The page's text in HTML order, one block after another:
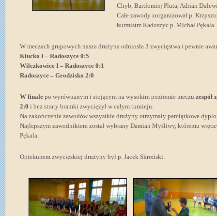
Chyb, Bartłomiej Pluta, Adrian
Całe zawody zorganizował p.
burmistrz Radoszyc p. Michał Pękala.
W meczach grupowych nasza drużyna odniosła 3 zwycięstwa i pewnie
Kłucko I – Radoszyce 0:5
Wilczkowice I – Radoszyce 0:1
Radoszyce – Grodzisko 2:0
W finale po wyrównanym i stojącym na wysokim poziomie meczu zespół
2:0 i bez straty bramki zwyciężył w całym turnieju.
Na zakończenie zawodów wszystkie drużyny otrzymały pamiątkowe
Najlepszym zawodnikiem został wybrany Damian Myśliwy, któremu
Pękala.
Opiekunem zwycięskiej drużyny był p. Jacek Skroński.